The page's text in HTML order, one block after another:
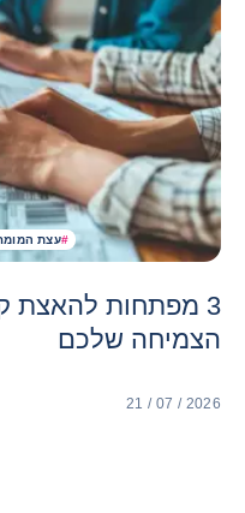
#עצת
3 מפתחות להאצת
הצמיחה שלכם
21 / 07 / 2026